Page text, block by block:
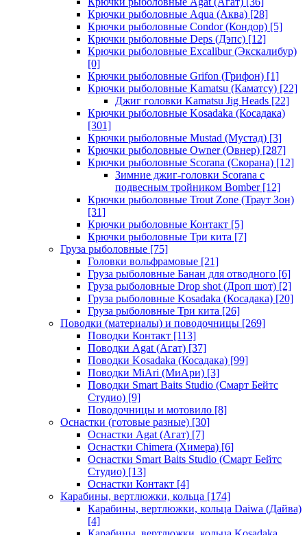
Крючки рыболовные Aqua (Аква) [28]
Крючки рыболовные Condor (Кондор) [5]
Крючки рыболовные Deps (Дэпс) [12]
Крючки рыболовные Excalibur (Экскалибур)
[0]
Крючки рыболовные Grifon (Грифон) [1]
Крючки рыболовные Kamatsu (Каматсу) [22]
Джиг головки Kamatsu Jig Heads [22]
Крючки рыболовные Kosadaka (Косадака)
[301]
Крючки рыболовные Mustad (Мустад) [3]
Крючки рыболовные Owner (Овнер) [287]
Крючки рыболовные Scorana (Скорана) [12]
Зимние джиг-головки Scorana с
подвесным тройником Bomber[12]
Крючки рыболовные Trout Zone (Траут Зон)
[31]
Крючки рыболовные Контакт [5]
Крючки рыболовные Три кита [7]
Груза рыболовные [75]
Головки вольфрамовые [21]
Груза рыболовные Банан для отводного [6]
Груза рыболовные Drop shot (Дроп шот) [2]
Груза рыболовные Kosadaka (Косадака) [20]
Груза рыболовные Три кита [26]
Поводки (материалы) и поводочницы [269]
Поводки Контакт [113]
Поводки Agat (Агат) [37]
Поводки Kosadaka (Косадака) [99]
Поводки MiAri (МиАри) [3]
Поводки Smart Baits Studio (Смарт Бейтс
Студио) [9]
Поводочницы и мотовило [8]
Оснастки (готовые разные) [30]
Оснастки Agat (Агат) [7]
Оснастки Chimera (Химера) [6]
Оснастки Smart Baits Studio (Смарт Бейтс
Студио) [13]
Оснастки Контакт [4]
Карабины, вертлюжки, кольца [174]
Карабины, вертлюжки, кольца Daiwa (Дайва)
[4]